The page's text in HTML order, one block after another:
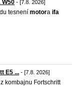
W50 - [7.8. 2026]
tesnení motora ifa
E5 ... - [7.8. 2026]
z kombajnu Fortschritt